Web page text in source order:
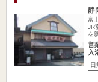
静
富
JR
を
営
入
日